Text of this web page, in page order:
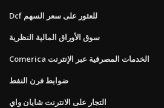
Dcf للعثور على سعر السهم
سوق الأوراق المالية النظرية
Comerica الخدمات المصرفية عبر الإنترنت
ضوابط فرن النفط
التجار على الانترنت شايان واي